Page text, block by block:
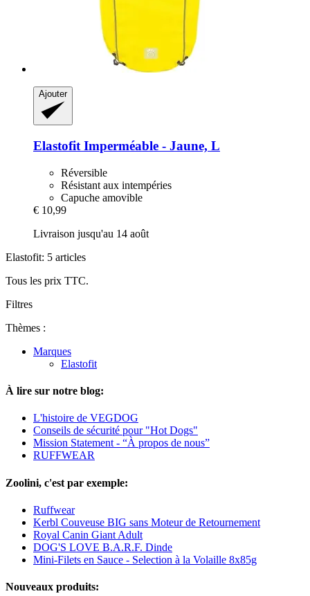
Ajouter
Elastofit Imperméable -​ Jaune, L
Réversible
Résistant aux intempéries
Capuche amovible
€ 10,99
Livraison jusqu'au 14 août
Elastofit: 5 articles
Tous les prix TTC.
Filtres
Thèmes :
Marques
Elastofit
À lire sur notre blog:
L'histoire de VEGDOG
Conseils de sécurité pour "Hot Dogs"
Mission Statement - “À propos de nous”
RUFFWEAR
Zoolini, c'est par exemple:
Ruffwear
Kerbl Couveuse BIG sans Moteur de Retournement
Royal Canin Giant Adult
DOG'S LOVE B.A.R.F. Dinde
Mini-Filets en Sauce - Selection à la Volaille 8x85g
Nouveaux produits: